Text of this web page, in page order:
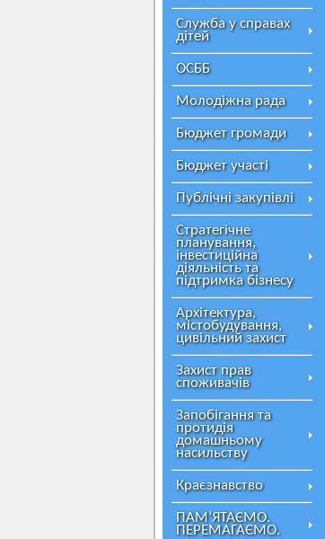
Служба у справах
дітей
ОСББ
Молодіжна рада
Бюджет громади
Бюджет участі
Публічні закупівлі
Стратегічне
планування,
інвестиційна
діяльність та
підтримка бізнесу
Архітектура,
містобудування,
цивільний захист
Захист прав
споживачів
Запобігання та
протидія
домашньому
насильству
Краєзнавство
ПАМ’ЯТАЄМО.
ПЕРЕМАГАЄМО.